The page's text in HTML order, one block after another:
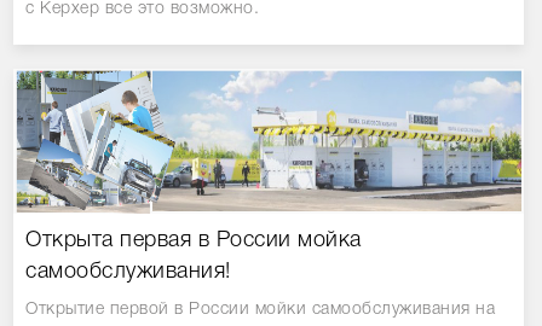
с Керхер все это возможно.
Открыта первая в России мойка
самообслуживания!
Открытие первой в России мойки самообслуживания на